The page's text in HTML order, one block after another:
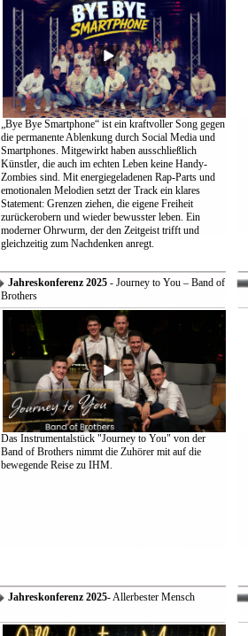
„Bye Bye Smartphone“ ist ein kraftvoller Song gegen
die permanente Ablenkung durch Social Media und
Smartphones. Mitgewirkt haben ausschließlich
Künstler, die auch im echten Leben keine Handy-
Zombies sind. Mit energiegeladenen Rap-Parts und
emotionalen Melodien setzt der Track ein klares
Statement: Grenzen ziehen, die eigene Freiheit
zurückerobern und wieder bewusster leben. Ein
moderner Ohrwurm, der den Zeitgeist trifft und
gleichzeitig zum Nachdenken anregt.
Jahreskonferenz 2025- Journey to You – Band of
Brothers
Das Instrumentalstück "Journey to You" von der
Band of Brothers nimmt die Zuhörer mit auf die
bewegende Reise zu IHM.
Jahreskonferenz 2025- Allerbester Mensch